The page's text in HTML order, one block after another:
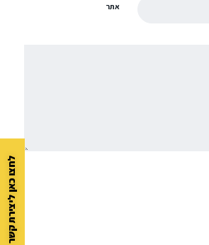
אתר
לחצו כאן ליצירת קשר